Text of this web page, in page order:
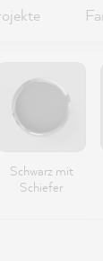
Schwarz mit
Schiefer